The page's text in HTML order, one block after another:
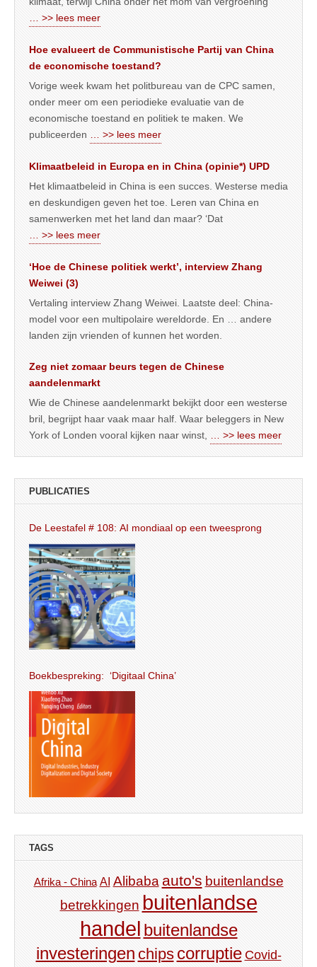
… >> lees meer
Hoe evalueert de Communistische Partij van China
de economische toestand?
Vorige week kwam het politbureau van de CPC samen,
onder meer om een periodieke evaluatie van de
economische toestand en politiek te maken. We
publiceerden … >> lees meer
Klimaatbeleid in Europa en in China (opinie*) UPD
Het klimaatbeleid in China is een succes. Westerse media
en deskundigen geven het toe. Leren van China en
samenwerken met het land dan maar? ‘Dat
… >> lees meer
‘Hoe de Chinese politiek werkt’, interview Zhang
Weiwei (3)
Vertaling interview Zhang Weiwei. Laatste deel: China-
model voor een multipolaire wereldorde. En … andere
landen zijn vrienden of kunnen het worden.
Zeg niet zomaar beurs tegen de Chinese
aandelenmarkt
Wie de Chinese aandelenmarkt bekijkt door een westerse
bril, begrijpt haar vaak maar half. Waar beleggers in New
York of Londen vooral kijken naar winst, … >> lees meer
PUBLICATIES
De Leestafel # 108: AI mondiaal op een tweesprong
Boekbespreking: ‘Digitaal China’
TAGS
Afrika - China AI Alibaba auto's buitenlandse
betrekkingen buitenlandse
handel buitenlandse
investeringen chips corruptie Covid-